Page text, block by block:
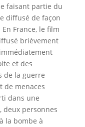
faisant partie du
diffusé de façon
France, le film
brièvement
et des
de la guerre
de menaces
dans une
deux personnes
la bombe à